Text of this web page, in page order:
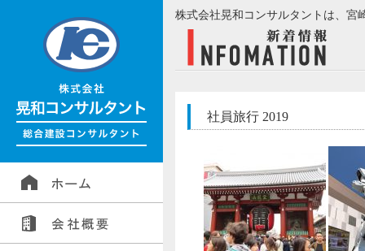
株式会社晃和コンサルタントは、宮
社員旅行 2019